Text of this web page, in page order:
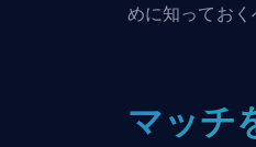
めに知っておく
マッチ